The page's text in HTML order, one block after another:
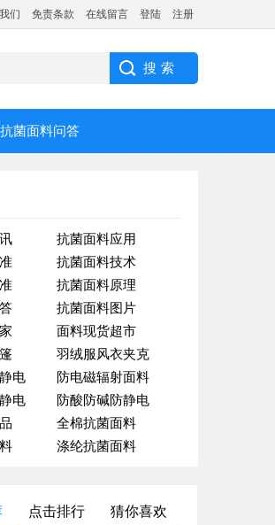
们 免责条款 在线留言 登陆 注册
抗菌面料问答
抗菌面料应用
抗菌面料技术
抗菌面料原理
抗菌面料图片
面料现货超市
羽绒服风衣夹克
电
防电磁辐射面料
电
防酸防碱防静电
全棉抗菌面料
涤纶抗菌面料
点击排行 猜你喜欢